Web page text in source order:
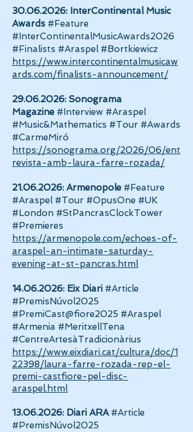
30.06.2026: InterContinental Music
Awards #Feature
#InterContinentalMusicAwards2026
#Finalists #Araspel #Bortkiewicz
https://www.intercontinentalmusicaw
ards.com/finalists-announcement/
29.06.2026: Sonograma
Magazine #Interview #Araspel
#Music&Mathematics #Tour #Awards
#CarmeMiró
https://sonograma.org/2026/06/ent
revista-amb-laura-farre-rozada/
21.06.2026: Armenopole #Feature
#Araspel #Tour #OpusOne #UK
#London #StPancrasClockTower
#Premieres
https://armenopole.com/echoes-of-
araspel-an-intimate-saturday-
evening-at-st-pancras.html
14.06.2026: Eix Diari #Article
#PremisNúvol2025
#PremiCast@fiore2025 #Araspel
#Armenia #MeritxellTena
#CentreArtesàTradicionàrius
https://www.eixdiari.cat/cultura/doc/1
22398/laura-farre-rozada-rep-el-
premi-castfiore-pel-disc-
araspel.html
13.06.2026: Diari ARA#Article
#PremisNúvol2025